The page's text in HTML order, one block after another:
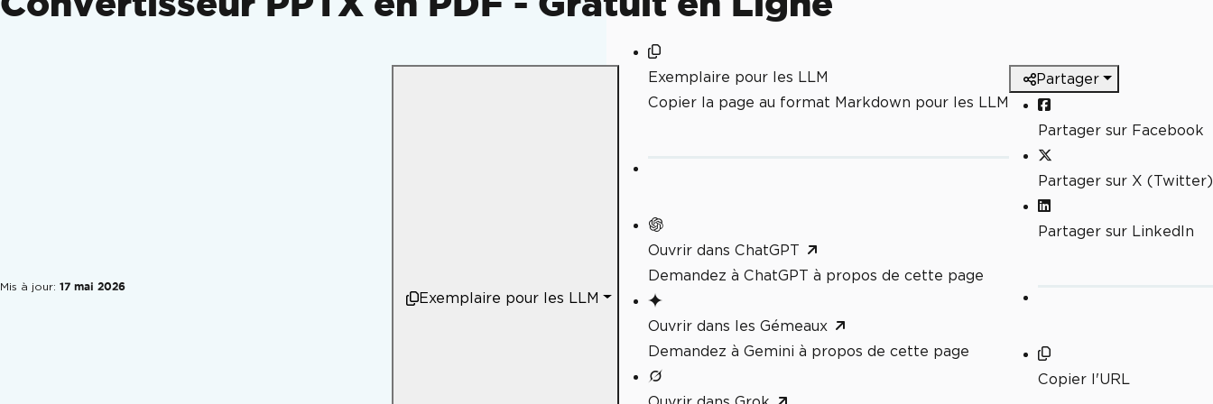
Mis à jour: 17 mai 2026
Exemplaire pour les LLM
Exemplaire pour les LLM
Copier la page au format Markdown pour les LLM
Ouvrir dans ChatGPT
Demandez à ChatGPT à propos de cette page
Ouvrir dans les Gémeaux
Demandez à Gemini à propos de cette page
Partager
Partager sur Facebook
Partager sur X (Twitter)
Partager sur LinkedIn
Copier l'URL